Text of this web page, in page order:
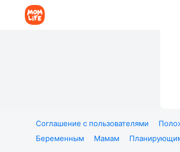
Соглашение с пользователями
Беременным
Мамам